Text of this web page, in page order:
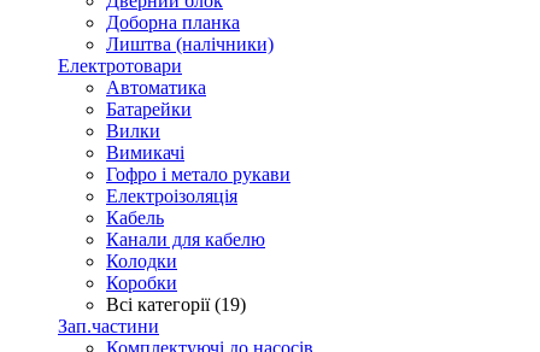
Доборна планка
Лиштва (налічники)
Електротовари
Автоматика
Батарейки
Вилки
Вимикачі
Гофро і метало рукави
Електроізоляція
Кабель
Канали для кабелю
Колодки
Коробки
Всі категорії (19)
Зап.частини
Комплектуючі до насосів